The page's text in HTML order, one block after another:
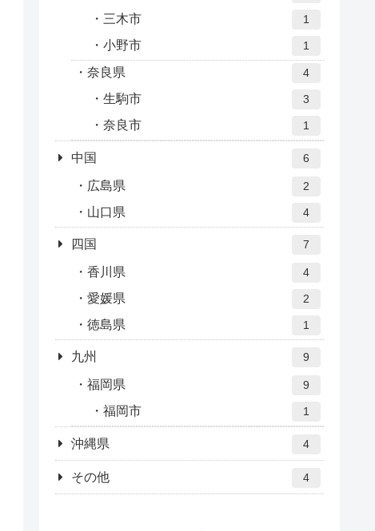
三木市 1
小野市 1
奈良県 4
生駒市 3
奈良市 1
中国 6
広島県 2
山口県 4
四国 7
香川県 4
愛媛県 2
徳島県 1
九州 9
福岡県 9
福岡市 1
沖縄県 4
その他 4